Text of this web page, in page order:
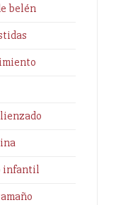
belén
infantil